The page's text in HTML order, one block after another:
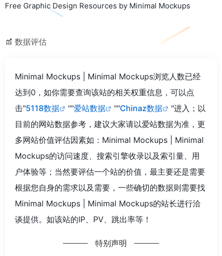
Free Graphic Design Resources by Minimal Mockups
数据评估
Minimal Mockups | Minimal Mockups浏览人数已经
达到0，如你需要查询该站的相关权重信息，可以点
击"5118数据 ""爱站数据 ""Chinaz数据
"进入；以
目前的网站数据参考，建议大家请以爱站数据为准，更
多网站价值评估因素如：Minimal Mockups | Minimal
Mockups的访问速度、搜索引擎收录以及索引量、用
户体验等；当然要评估一个站的价值，最主要还是需要
根据您自身的需求以及需要，一些确切的数据则需要找
Minimal Mockups | Minimal Mockups的站长进行洽
谈提供。如该站的IP、PV、跳出率等！
特别声明